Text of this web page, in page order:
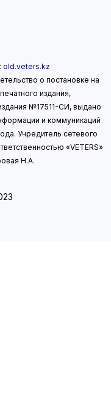
old.veters.kz
о постановке на
издания,
№17511-СИ, выдано
и коммуникаций
Учредитель сетевого
«VETERS»
Н.А.